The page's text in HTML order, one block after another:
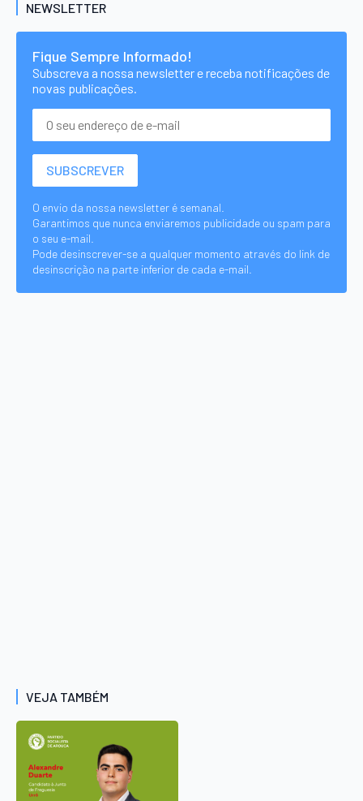
NEWSLETTER
Fique Sempre Informado!
Subscreva a nossa newsletter e receba notificações de
novas publicações.
O envio da nossa newsletter é semanal.
Garantimos que nunca enviaremos publicidade ou spam para
o seu e-mail.
Pode desinscrever-se a qualquer momento através do link de
desinscrição na parte inferior de cada e-mail.
VEJA TAMBÉM